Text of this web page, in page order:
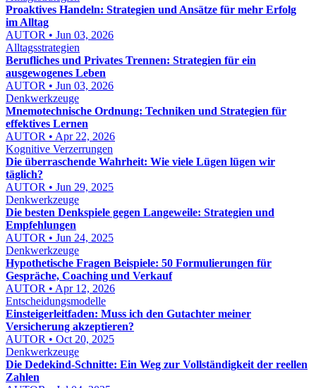
Proaktives Handeln: Strategien und Ansätze für mehr Erfolg
im Alltag
AUTOR • Jun 03, 2026
Alltagsstrategien
Berufliches und Privates Trennen: Strategien für ein
ausgewogenes Leben
AUTOR • Jun 03, 2026
Denkwerkzeuge
Mnemotechnische Ordnung: Techniken und Strategien für
effektives Lernen
AUTOR • Apr 22, 2026
Kognitive Verzerrungen
Die überraschende Wahrheit: Wie viele Lügen lügen wir
täglich?
AUTOR • Jun 29, 2025
Denkwerkzeuge
Die besten Denkspiele gegen Langeweile: Strategien und
Empfehlungen
AUTOR • Jun 24, 2025
Denkwerkzeuge
Hypothetische Fragen Beispiele: 50 Formulierungen für
Gespräche, Coaching und Verkauf
AUTOR • Apr 12, 2026
Entscheidungsmodelle
Einsteigerleitfaden: Muss ich den Gutachter meiner
Versicherung akzeptieren?
AUTOR • Oct 20, 2025
Denkwerkzeuge
Die Dedekind-Schnitte: Ein Weg zur Vollständigkeit der reellen
Zahlen